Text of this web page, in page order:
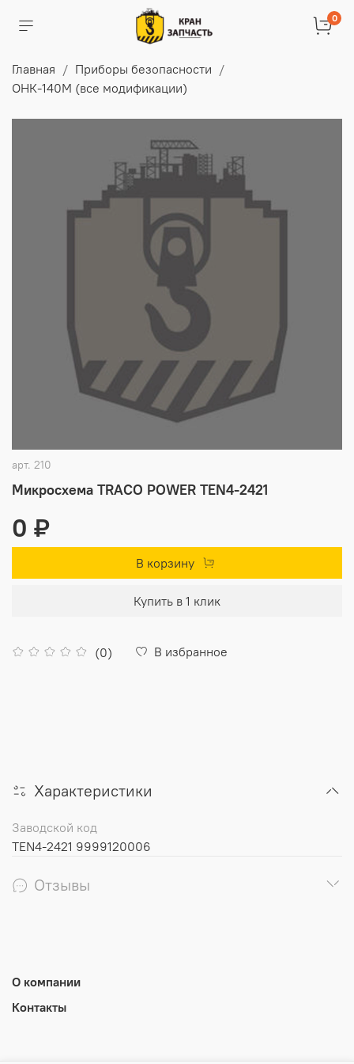
0
Главная
Приборы безопасности
ОНК-140М (все модификации)
арт. 210
Микросхема TRACO POWER TEN4-2421
(0) В избранное
0 ₽
В корзину
Купить в 1 клик
Характеристики
Заводской код
TEN4-2421 9999120006
Отзывы
О компании
Контакты